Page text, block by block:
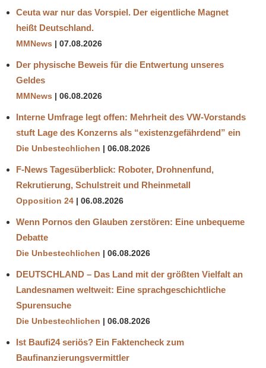
Ceuta war nur das Vorspiel. Der eigentliche Magnet
heißt Deutschland.
MMNews 07.08.2026
Der physische Beweis für die Entwertung unseres
Geldes
MMNews 06.08.2026
Interne Umfrage legt offen: Mehrheit des VW-Vorstands
stuft Lage des Konzerns als “existenzgefährdend” ein
Die Unbestechlichen 06.08.2026
F-News Tagesüberblick: Roboter, Drohnenfund,
Rekrutierung, Schulstreit und Rheinmetall
Opposition 24 06.08.2026
Wenn Pornos den Glauben zerstören: Eine unbequeme
Debatte
Die Unbestechlichen 06.08.2026
DEUTSCHLAND – Das Land mit der größten Vielfalt an
Landesnamen weltweit: Eine sprachgeschichtliche
Spurensuche
Die Unbestechlichen 06.08.2026
Ist Baufi24 seriös? Ein Faktencheck zum
Baufinanzierungsvermittler